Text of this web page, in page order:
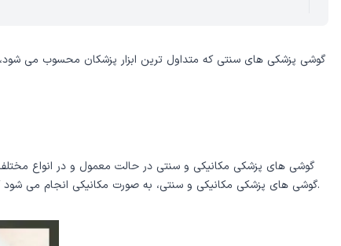
گوشی پزشکی های سنتی که متداول ترین ابزار پزشکان محسوب می شود،
گوشی های پزشكی مكانيكی و سنتی، به صورت مكانيكی انجام می شود كه مشكلات خاص خود را نيز به همراه دارد. از جمله اين مشكلات علاوه بر كاهش ميزان صدا در طول مسير انتقال، محدوديت در طول تيوب های گوشی است.